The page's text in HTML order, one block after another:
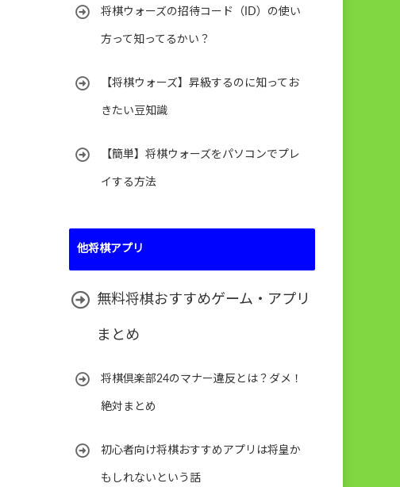
将棋ウォーズの招待コード（ID）の使い
方って知ってるかい？
【将棋ウォーズ】昇級するのに知ってお
きたい豆知識
【簡単】将棋ウォーズをパソコンでプレ
イする方法
他将棋アプリ
無料将棋おすすめゲーム・アプリ
まとめ
将棋倶楽部24のマナー違反とは？ダメ！
絶対まとめ
初心者向け将棋おすすめアプリは将皇か
もしれないという話